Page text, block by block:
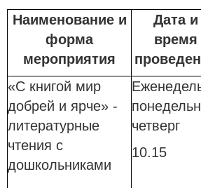
Наименование и
форма
мероприятия
Дата и
время
«С книгой мир
добрей и ярче» -
литературные
чтения с
дошкольниками
четверг
10.15